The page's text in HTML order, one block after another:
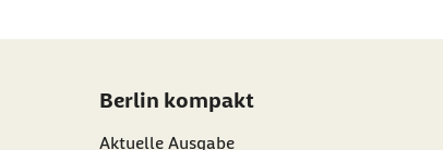
Berlin kompakt
Aktuelle Ausgabe